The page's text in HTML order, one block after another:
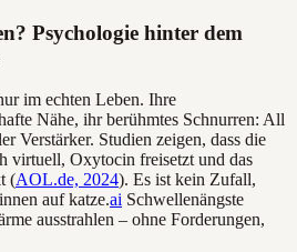
Psychologie hinter dem
im echten Leben. Ihre
Nähe, ihr berühmtes Schnurren: All
Verstärker. Studien zeigen, dass die
virtuell, Oxytocin freisetzt und das
(AOL.de, 2024). Es ist kein Zufall,
auf katze.ai Schwellenängste
ausstrahlen – ohne Forderungen,